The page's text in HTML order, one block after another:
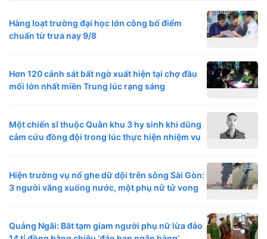
Hàng loạt trường đại học lớn công bố điểm
chuẩn từ trưa nay 9/8
Hơn 120 cảnh sát bất ngờ xuất hiện tại chợ đầu
mối lớn nhất miền Trung lúc rạng sáng
Một chiến sĩ thuộc Quân khu 3 hy sinh khi dũng
cảm cứu đồng đội trong lúc thực hiện nhiệm vụ
Hiện trường vụ nổ ghe dữ dội trên sông Sài Gòn:
3 người văng xuống nước, một phụ nữ tử vong
Quảng Ngãi: Bắt tạm giam người phụ nữ lừa đảo